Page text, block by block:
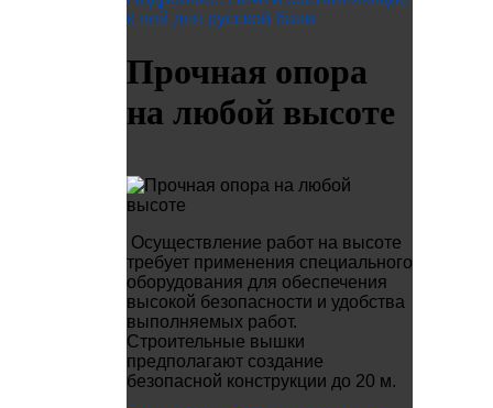
к ней для русской бани
Прочная опора
на любой высоте
Осуществление работ на высоте
требует применения специального
оборудования для обеспечения
высокой безопасности и удобства
выполняемых работ.
Строительные вышки
предполагают создание
безопасной конструкции до 20 м.